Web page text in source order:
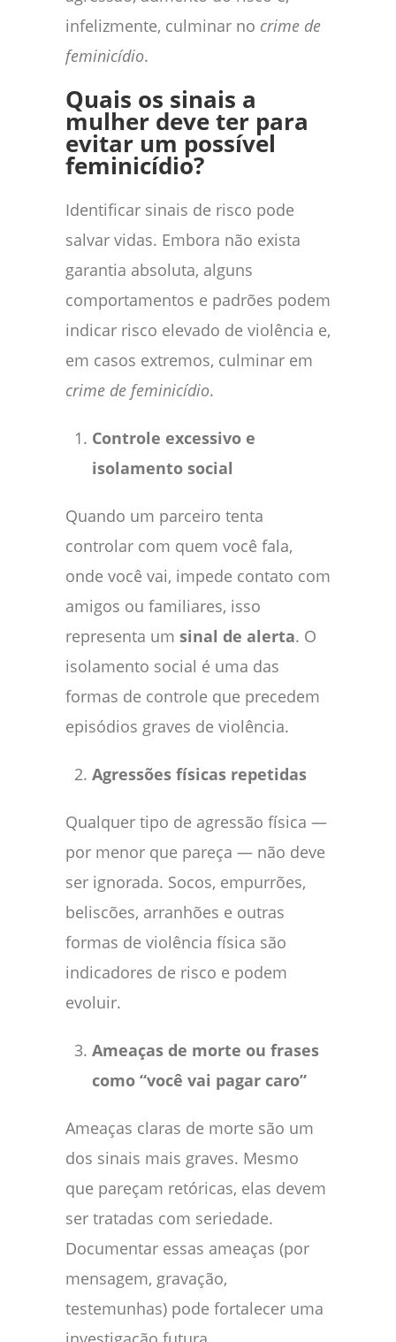
infelizmente, culminar no crime de
feminicídio.
Quais os sinais a
mulher deve ter para
evitar um possível
feminicídio?
Identificar sinais de risco pode
salvar vidas. Embora não exista
garantia absoluta, alguns
comportamentos e padrões podem
indicar risco elevado de violência e,
em casos extremos, culminar em
crime de feminicídio.
Controle excessivo e
isolamento social
Quando um parceiro tenta
controlar com quem você fala,
onde você vai, impede contato com
amigos ou familiares, isso
representa um sinal de alerta. O
isolamento social é uma das
formas de controle que precedem
episódios graves de violência.
Agressões físicas repetidas
Qualquer tipo de agressão física —
por menor que pareça — não deve
ser ignorada. Socos, empurrões,
beliscões, arranhões e outras
formas de violência física são
indicadores de risco e podem
evoluir.
Ameaças de morte ou frases
como “você vai pagar caro”
Ameaças claras de morte são um
dos sinais mais graves. Mesmo
que pareçam retóricas, elas devem
ser tratadas com seriedade.
Documentar essas ameaças (por
mensagem, gravação,
testemunhas) pode fortalecer uma